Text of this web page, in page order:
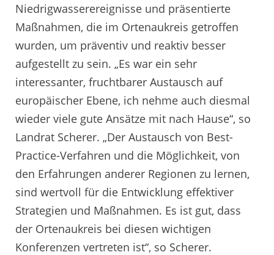
Niedrigwasserereignisse und präsentierte
Maßnahmen, die im Ortenaukreis getroffen
wurden, um präventiv und reaktiv besser
aufgestellt zu sein. „Es war ein sehr
interessanter, fruchtbarer Austausch auf
europäischer Ebene, ich nehme auch diesmal
wieder viele gute Ansätze mit nach Hause“, so
Landrat Scherer. „Der Austausch von Best-
Practice-Verfahren und die Möglichkeit, von
den Erfahrungen anderer Regionen zu lernen,
sind wertvoll für die Entwicklung effektiver
Strategien und Maßnahmen. Es ist gut, dass
der Ortenaukreis bei diesen wichtigen
Konferenzen vertreten ist“, so Scherer.